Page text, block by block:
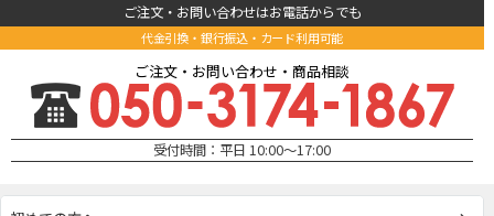
ご注文・お問い合わせはお電話からでも
代金引換・銀行振込・カード利用可能
ご注文・お問い合わせ・商品相談
受付時間：平日 10:00～17:00